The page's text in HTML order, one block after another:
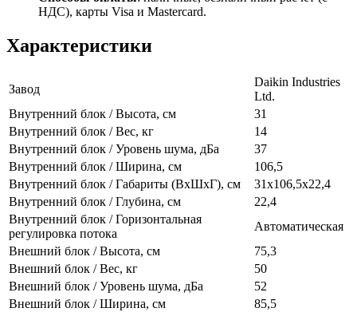
НДС), карты Visa и Mastercard.
Характеристики
Завод
Daikin Industries
Ltd.
Внутренний блок / Высота, см
31
Внутренний блок / Вес, кг
14
Внутренний блок / Уровень шума, дБа
37
Внутренний блок / Ширина, см
106,5
Внутренний блок / Габариты (ВхШхГ), см
31x106,5x22,4
Внутренний блок / Глубина, см
22,4
Внутренний блок / Горизонтальная
регулировка потока
Автоматическая
Внешний блок / Высота, см
75,3
Внешний блок / Вес, кг
50
Внешний блок / Уровень шума, дБа
52
Внешний блок / Ширина, см
85,5